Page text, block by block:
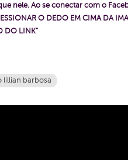
nele. Ao se conectar com o
O DEDO EM CIMA DA
DO LINK"
lillian barbosa